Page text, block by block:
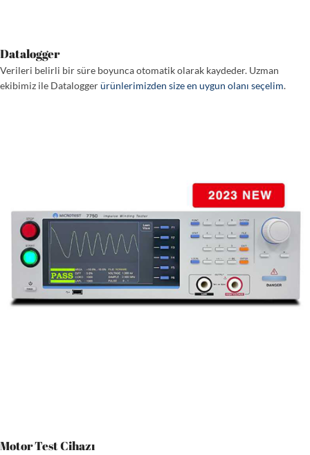
Datalogger
Verileri belirli bir süre boyunca otomatik olarak kaydeder. Uzman
ekibimiz ile Dataloggerürünlerimizden size en uygun olanı seçelim.
Motor Test Cihazı